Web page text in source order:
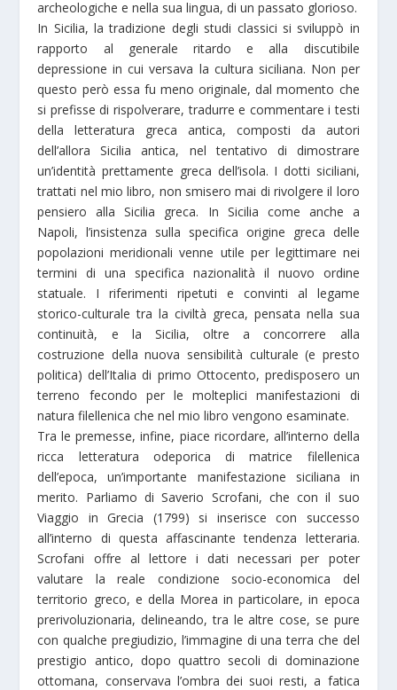
archeologiche e nella sua lingua, di un passato glorioso.
In Sicilia, la tradizione degli studi classici si sviluppò in
rapporto al generale ritardo e alla discutibile
depressione in cui versava la cultura siciliana. Non per
questo però essa fu meno originale, dal momento che
si prefisse di rispolverare, tradurre e commentare i testi
della letteratura greca antica, composti da autori
dell’allora Sicilia antica, nel tentativo di dimostrare
un’identità prettamente greca dell’isola. I dotti siciliani,
trattati nel mio libro, non smisero mai di rivolgere il loro
pensiero alla Sicilia greca. In Sicilia come anche a
Napoli, l’insistenza sulla specifica origine greca delle
popolazioni meridionali venne utile per legittimare nei
termini di una specifica nazionalità il nuovo ordine
statuale. I riferimenti ripetuti e convinti al legame
storico-culturale tra la civiltà greca, pensata nella sua
continuità, e la Sicilia, oltre a concorrere alla
costruzione della nuova sensibilità culturale (e presto
politica) dell’Italia di primo Ottocento, predisposero un
terreno fecondo per le molteplici manifestazioni di
natura filellenica che nel mio libro vengono esaminate.
Tra le premesse, infine, piace ricordare, all’interno della
ricca letteratura odeporica di matrice filellenica
dell’epoca, un’importante manifestazione siciliana in
merito. Parliamo di Saverio Scrofani, che con il suo
Viaggio in Grecia (1799) si inserisce con successo
all’interno di questa affascinante tendenza letteraria.
Scrofani offre al lettore i dati necessari per poter
valutare la reale condizione socio-economica del
territorio greco, e della Morea in particolare, in epoca
prerivoluzionaria, delineando, tra le altre cose, se pure
con qualche pregiudizio, l’immagine di una terra che del
prestigio antico, dopo quattro secoli di dominazione
ottomana, conservava l’ombra dei suoi resti, a fatica